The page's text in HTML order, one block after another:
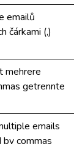
emailů
čárkami (,)
mehrere
getrennte
emails
commas